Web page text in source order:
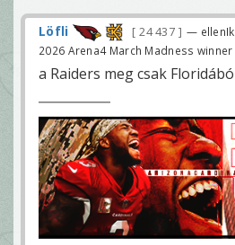
Löfli 24 437
—
2026 Arena4 March Madness winner
a Raiders meg csak